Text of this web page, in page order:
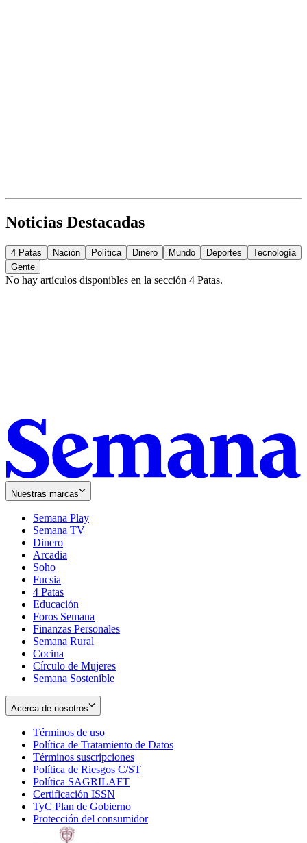
Noticias Destacadas
4 Patas Nación Política Dinero Mundo Deportes
Tecnología
Gente
No hay artículos disponibles en la sección 4 Patas.
Nuestras marcas
Semana Play
Semana TV
Dinero
Arcadia
Soho
in
new
window
Fucsia
in
new
window
4 Patas
Educación
Foros Semana
Finanzas Personales
Semana Rural
Cocina
Círculo de Mujeres
Semana Sostenible
Acerca de nosotros
Términos de uso
in
new
window
Política de Tratamiento de Datos
Términos suscripciones
in
Política de Riesgos C/ST
Política SAGRILAFT
new
window
Certificación ISSN
in
new
TyC Plan de Gobierno
in
Protección del consumidorOpens